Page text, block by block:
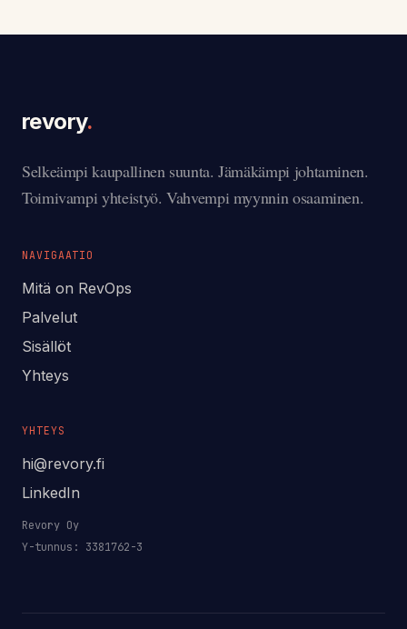
revory.
Selkeämpi kaupallinen suunta. Jämäkämpi johtaminen.
Toimivampi yhteistyö. Vahvempi myynnin osaaminen.
NAVIGAATIO
Mitä on RevOps
Palvelut
Sisällöt
Yhteys
YHTEYS
hi@revory.fi
LinkedIn
Revory Oy
Y-tunnus: 3381762-3